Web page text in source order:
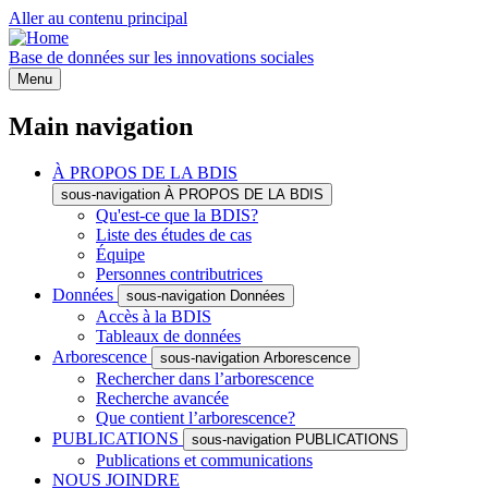
Aller au contenu principal
Base de données sur les innovations sociales
Menu
Main navigation
À PROPOS DE LA BDIS
sous-navigation À PROPOS DE LA BDIS
Qu'est-ce que la BDIS?
Liste des études de cas
Équipe
Personnes contributrices
Données
sous-navigation Données
Accès à la BDIS
Tableaux de données
Arborescence
sous-navigation Arborescence
Rechercher dans l’arborescence
Recherche avancée
Que contient l’arborescence?
PUBLICATIONS
sous-navigation PUBLICATIONS
Publications et communications
NOUS JOINDRE